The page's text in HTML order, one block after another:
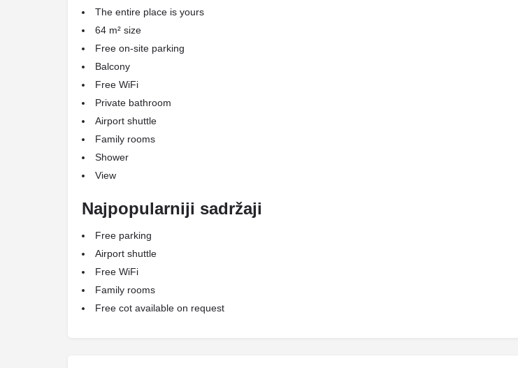
The entire place is yours
64 m² size
Free on-site parking
Balcony
Free WiFi
Private bathroom
Airport shuttle
Family rooms
Shower
View
Najpopularniji sadržaji
Free parking
Airport shuttle
Free WiFi
Family rooms
Free cot available on request